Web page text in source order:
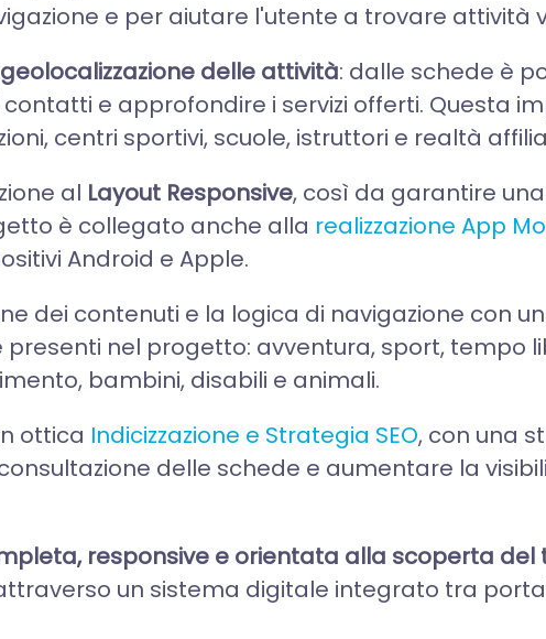
e per aiutare l'utente a trovare attività
geolocalizzazione delle attività: dalle schede è
e approfondire i servizi offerti. Questa
centri sportivi, scuole, istruttori e realtà
al Layout Responsive, così da garantire
è collegato anche alla realizzazione App
Android e Apple.
dei contenuti e la logica di navigazione con
nel progetto: avventura, sport, tempo
bambini, disabili e animali.
ottica Indicizzazione e Strategia SEO, con una
delle schede e aumentare la
responsive e orientata alla scoperta del
un sistema digitale integrato tra